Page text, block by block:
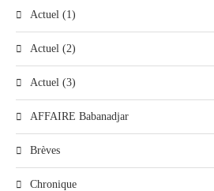
Actuel (1)
Actuel (2)
Actuel (3)
AFFAIRE Babanadjar
Brèves
Chronique